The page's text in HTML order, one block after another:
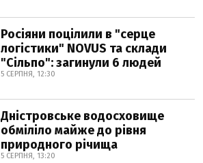
Росіяни поцілили в "серце
логістики" NOVUS та склади
"Сільпо": загинули 6 людей
5 СЕРПНЯ, 12:30
Дністровське водосховище
обміліло майже до рівня
природного річища
5 СЕРПНЯ, 13:20